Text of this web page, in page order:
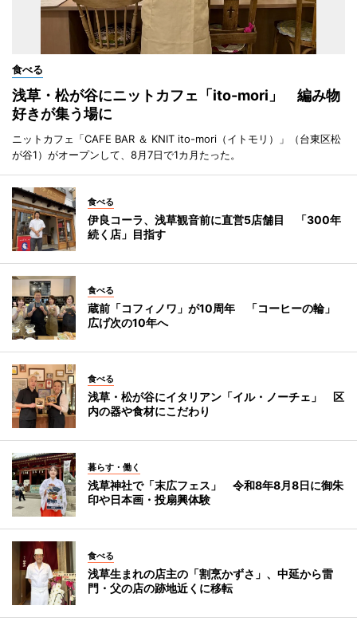
食べる
浅草・松が谷にニットカフェ「ito-mori」 編み物
好きが集う場に
ニットカフェ「CAFE BAR ＆ KNIT ito-mori（イトモリ）」（台東区松
が谷1）がオープンして、8月7日で1カ月たった。
食べる
伊良コーラ、浅草観音前に直営5店舗目 「300年
続く店」目指す
食べる
蔵前「コフィノワ」が10周年 「コーヒーの輪」
広げ次の10年へ
食べる
浅草・松が谷にイタリアン「イル・ノーチェ」 区
内の器や食材にこだわり
暮らす・働く
浅草神社で「末広フェス」 令和8年8月8日に御朱
印や日本画・投扇興体験
食べる
浅草生まれの店主の「割烹かずさ」、中延から雷
門・父の店の跡地近くに移転